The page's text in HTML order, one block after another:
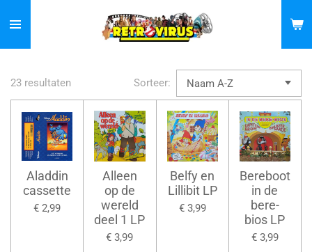
direct
naar
hoofdinhoud
23 resultaten Sorteer:
Aladdin
cassette
€ 2,99
Alleen
op de
wereld
deel 1 LP
€ 3,99
Belfy en
Lillibit LP
€ 3,99
Bereboot
in de
bere-
bios LP
€ 3,99